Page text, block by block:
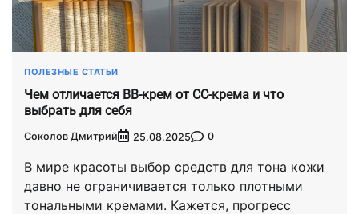
ПОЛЕЗНЫЕ СТАТЬИ
Чем отличается BB-крем от CC-крема и что
выбрать для себя
Соколов Дмитрий 25.08.2025 0
В мире красоты выбор средств для тона кожи
давно не ограничивается только плотными
тональными кремами. Кажется, прогресс